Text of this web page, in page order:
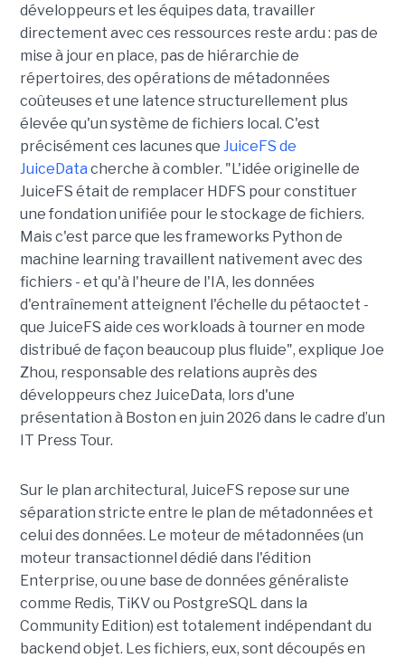
développeurs et les équipes data, travailler
directement avec ces ressources reste ardu : pas de
mise à jour en place, pas de hiérarchie de
répertoires, des opérations de métadonnées
coûteuses et une latence structurellement plus
élevée qu'un système de fichiers local. C'est
précisément ces lacunes que JuiceFS de
JuiceData cherche à combler. "L'idée originelle de
JuiceFS était de remplacer HDFS pour constituer
une fondation unifiée pour le stockage de fichiers.
Mais c'est parce que les frameworks Python de
machine learning travaillent nativement avec des
fichiers - et qu'à l'heure de l'IA, les données
d'entraînement atteignent l'échelle du pétaoctet -
que JuiceFS aide ces workloads à tourner en mode
distribué de façon beaucoup plus fluide", explique Joe
Zhou, responsable des relations auprès des
développeurs chez JuiceData, lors d'une
présentation à Boston en juin 2026 dans le cadre d’un
IT Press Tour.
Sur le plan architectural, JuiceFS repose sur une
séparation stricte entre le plan de métadonnées et
celui des données. Le moteur de métadonnées (un
moteur transactionnel dédié dans l'édition
Enterprise, ou une base de données généraliste
comme Redis, TiKV ou PostgreSQL dans la
Community Edition) est totalement indépendant du
backend objet. Les fichiers, eux, sont découpés en